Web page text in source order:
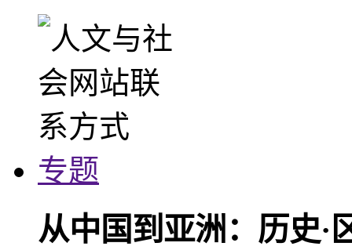
专题
从中国到亚洲：历史·